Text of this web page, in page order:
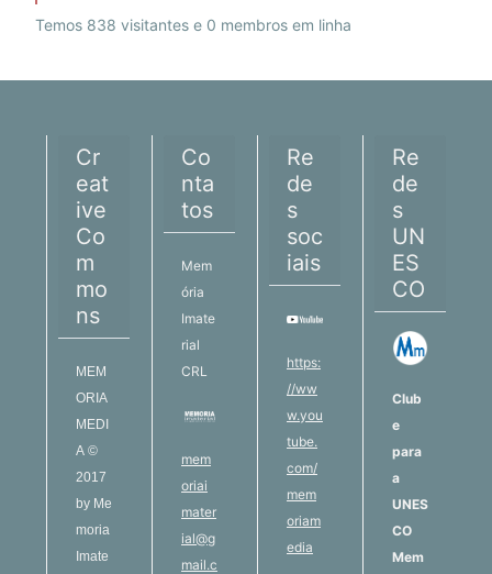
Temos 838 visitantes e 0 membros em linha
Cr
eat
ive
Co
m
mo
ns
MEM
ORIA
MEDI
A ©
2017
by Me
moria
Imate
Co
nta
tos
Mem
ória
Imate
rial
CRL
mem
oriai
mater
ial@g
mail.c
Re
de
s
soc
iais
https:
//ww
w.you
tube.
com/
mem
oriam
edia
Re
de
s
UN
ES
CO
Club
e
para
a
UNES
CO
Mem